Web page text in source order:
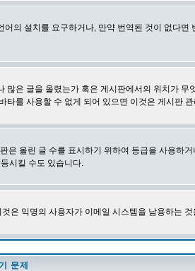
의 설치를 요구하거나, 만약 번역된 것이 없다
은 글을 올렸는가 혹은 게시판에서의 위치가
를 사용할 수 없게 되어 있으면 이것은 게시판
올린 글 수를 표시하기 위하여 등급을 사용하
시킬 수도 있습니다.
은 익명의 사용자가 이메일 시스템을 남용하는
문제